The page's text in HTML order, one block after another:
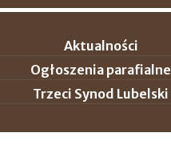
Aktualności
Ogłoszenia parafialne
Trzeci Synod Lubelski